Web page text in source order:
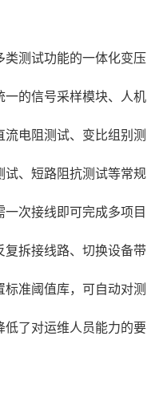
类测试功能的一体化变压
一的信号采样模块、人机
电阻测试、变比组别测
试、短路阻抗测试等常规
次接线即可完成多项目
复拆接线路、切换设备带
准阈值库，可自动对测
低了对运维人员能力的要